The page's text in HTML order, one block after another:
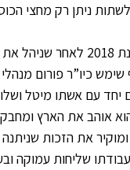
ניתן רק מחצי
עמי הגיע אלינו בשנת 2018
כיו”ר פורום
יחד עם אשתו מיטל
אוהב את הארץ
את הזכות
שליחות עמוקה